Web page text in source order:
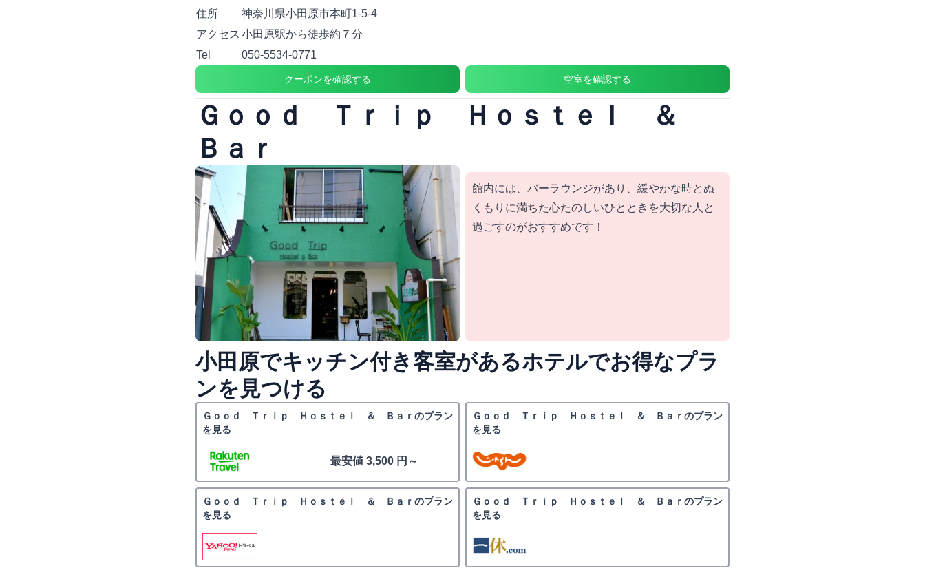
住所
神奈川県小田原市本町1-5-4
アクセス 小田原駅から徒歩約７分
Tel
050-5534-0771
クーポンを確認する 空室を確認する
Ｇｏｏｄ Ｔｒｉｐ Ｈｏｓｔｅｌ ＆
Ｂａｒ
館内には、バーラウンジがあり、緩やかな時とぬ
くもりに満ちた心たのしいひとときを大切な人と
過ごすのがおすすめです！
小田原でキッチン付き客室があるホテルでお得なプラ
ンを見つける
Ｇｏｏｄ Ｔｒｉｐ Ｈｏｓｔｅｌ ＆ Ｂａｒのプラン
を見る
最安値 3,500 円～
Ｇｏｏｄ Ｔｒｉｐ Ｈｏｓｔｅｌ ＆ Ｂａｒのプラン
を見る
Ｇｏｏｄ Ｔｒｉｐ Ｈｏｓｔｅｌ ＆ Ｂａｒのプラン
を見る
Ｇｏｏｄ Ｔｒｉｐ Ｈｏｓｔｅｌ ＆ Ｂａｒのプラン
を見る